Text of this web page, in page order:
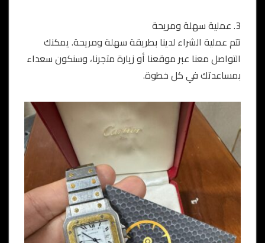
3. عملية سهلة ومريحة
تتم عملية الشراء لدينا بطريقة سهلة ومريحة. يمكنك
التواصل معنا عبر موقعنا أو زيارة متجرنا، وسنكون سعداء
بمساعدتك في كل خطوة.